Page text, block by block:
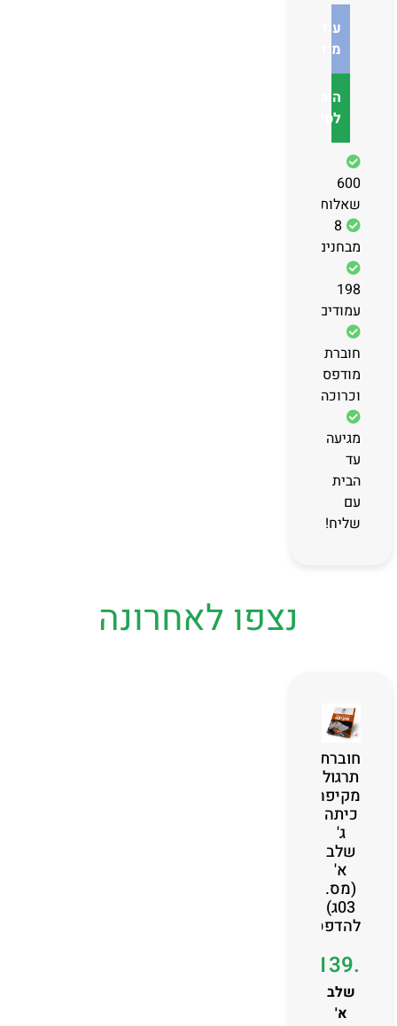
600
שאלות
8
מבחנים
198
עמודים
חוברת
מודפסת
וכרוכה
מגיעה
עד
הבית
עם
שליח!
עוד
מידע
הוספה
לסל
נצפו לאחרונה
חוברת
תרגול
מקיפה
כיתה
ג'
שלב
א'
(מס.
03ג)
להדפסה
₪139.00
שלב
א'